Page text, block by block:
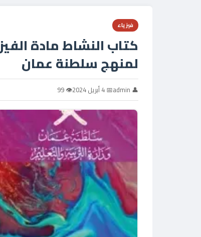
فيزياء
كتاب النشاط مادة
لمنهج سلطنة عمان
👤 admin 📅 4 أبريل 2024 👁 99